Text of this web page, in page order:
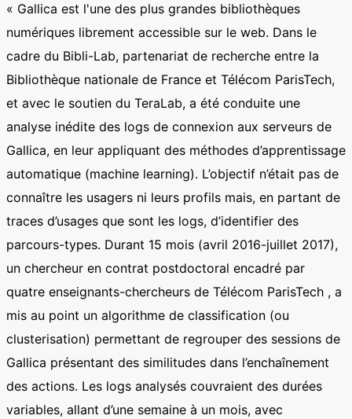
« Gallica est l'une des plus grandes bibliothèques
numériques librement accessible sur le web. Dans le
cadre du Bibli-Lab, partenariat de recherche entre la
Bibliothèque nationale de France et Télécom ParisTech,
et avec le soutien du TeraLab, a été conduite une
analyse inédite des logs de connexion aux serveurs de
Gallica, en leur appliquant des méthodes d’apprentissage
automatique (machine learning). L’objectif n’était pas de
connaître les usagers ni leurs profils mais, en partant de
traces d’usages que sont les logs, d’identifier des
parcours-types. Durant 15 mois (avril 2016-juillet 2017),
un chercheur en contrat postdoctoral encadré par
quatre enseignants-chercheurs de Télécom ParisTech , a
mis au point un algorithme de classification (ou
clusterisation) permettant de regrouper des sessions de
Gallica présentant des similitudes dans l’enchaînement
des actions. Les logs analysés couvraient des durées
variables, allant d’une semaine à un mois, avec